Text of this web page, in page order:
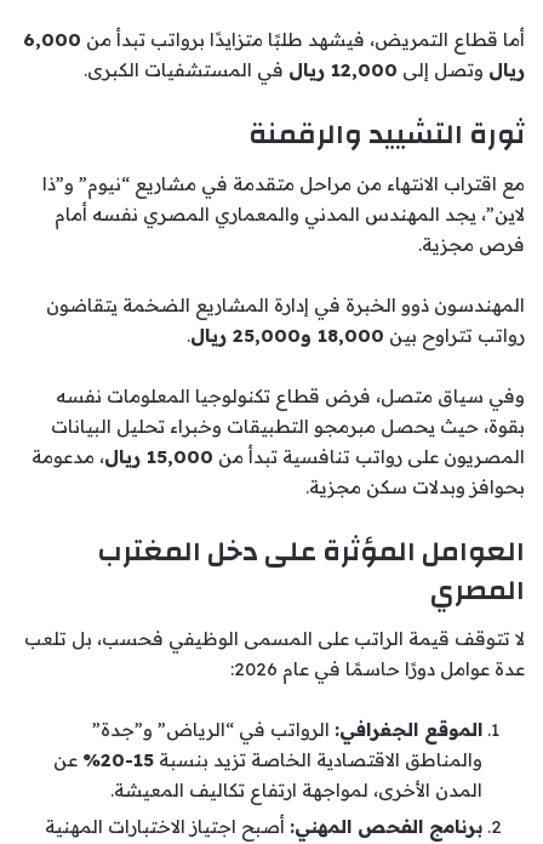
أما قطاع التمريض، فيشهد طلبًا متزايدًا برواتب تبدأ من 6,000
ريال وتصل إلى 12,000 ريال في المستشفيات الكبرى.
ثورة التشييد والرقمنة
مع اقتراب الانتهاء من مراحل متقدمة في مشاريع “نيوم” و”ذا
لاين”، يجد المهندس المدني والمعماري المصري نفسه أمام
فرص مجزية.
المهندسون ذوو الخبرة في إدارة المشاريع الضخمة يتقاضون
رواتب تتراوح بين 18,000 و25,000 ريال .
وفي سياق متصل، فرض قطاع تكنولوجيا المعلومات نفسه
بقوة، حيث يحصل مبرمجو التطبيقات وخبراء تحليل البيانات
المصريون على رواتب تنافسية تبدأ من 15,000 ريال
، مدعومة
بحوافز وبدلات سكن مجزية.
العوامل المؤثرة على دخل المغترب
المصري
لا تتوقف قيمة الراتب على المسمى الوظيفي فحسب، بل تلعب
عدة عوامل دورًا حاسمًا في عام 2026:
الموقع الجغرافي: الرواتب في “الرياض” و”جدة”
والمناطق الاقتصادية الخاصة تزيد بنسبة 15-20%
عن
المدن الأخرى، لمواجهة ارتفاع تكاليف المعيشة.
برنامج الفحص المهني: أصبح اجتياز الاختبارات المهنية